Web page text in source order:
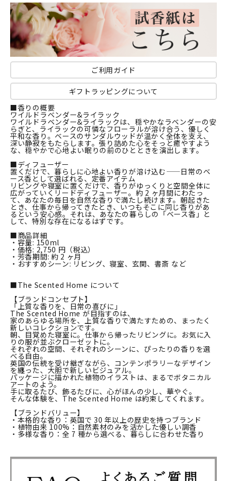
ご利用ガイド
ギフトラッピングについて
■香りの概要
ワイルドラベンダー&ライラック
ワイルドラベンダー&ライラックは、穏やかなラベンダーの安
らぎと、ライラックの可憐なフローラルが溶け合う、優しく
平和な香り。ベースのサンダルウッドが温かく全体を支え、
深い静寂をもたらします。張り詰めた心をそっと癒やすよう
な、穏やかで心地よい眠りの前のひとときを演出します。
■ディフューザー
置くだけで、暮らしに心地よい香りが溶け込む——日常のベ
ース香として選ばれる、定番アイテム
リビングや寝室に置くだけで、香りがゆっくりと空間全体に
広がっていくリードディフューザー。約 2 ヶ月間にわたっ
て、あなたの毎日を自然な香りで満たし続けます。朝起きた
とき、仕事から帰ってきたとき、いつもそこに同じ香りがあ
るという安心感。それは、あなたの暮らしの「ベース香」と
して、特別な存在になるはずです。
■商品詳細
・容量: 150ml
・価格: 2,750 円（税込）
・芳香期間: 約 2 ヶ月
・おすすめシーン: リビング、寝室、玄関、書斎 など
■The Scented Home について
【ブランドコンセプト】
「上質な香りを、日常の喜びに」
The Scented Home が目指すのは、
家のあらゆる場所を、上質な香りで満たすための、まったく
新しいコレクションです。
朝、目覚めた寝室に。仕事から帰ったリビングに。お気に入
りの服が並ぶクローゼットに。
それぞれの空間、それぞれのシーンに、ぴったりの香りを選
べる自由。
英国の伝統を受け継ぎながら、コンテンポラリーなデザイン
を纏った、大胆で新しいビジュアル。
パッケージに描かれた植物のイラストは、まるでボタニカル
アートのよう。
手に取るたび、飾るたびに、心がほんの少し、華やぐ。
そんな体験を、The Scented Home は約束してくれます。
【ブランドバリュー】
・本格的な香り：英国で 30 年以上の歴史を持つブランド
・植物由来 100%：自然素材のみを活かした優しい調香
・多様な香り：全 7 種から選べる、暮らしに合わせた香り